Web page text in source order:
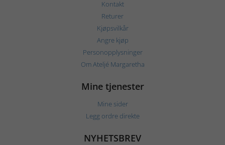
Kontakt
Returer
Kjøpsvilkår
Angre kjøp
Personopplysninger
Om Ateljé Margaretha
Mine tjenester
Mine sider
Legg ordre direkte
NYHETSBREV